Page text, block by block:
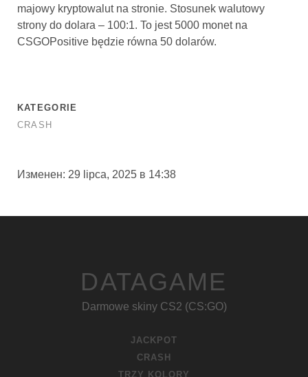
majowy kryptowalut na stronie. Stosunek walutowy
strony do dolara – 100:1. To jest 5000 monet na
CSGOPositive będzie równa 50 dolarów.
KATEGORIE
CRASH
Изменен: 29 lipca, 2025 в 14:38
DATAGAME
Darmowe skiny CS2 (CS:GO)
JACKPOT
CRASH
TRZY KOLORY